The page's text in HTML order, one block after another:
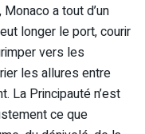
a tout d’un
longer le port, courir
vers les
les allures entre
La Principauté n’est
ce que